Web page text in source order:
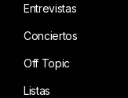
Entrevistas
Conciertos
Off Topic
Listas